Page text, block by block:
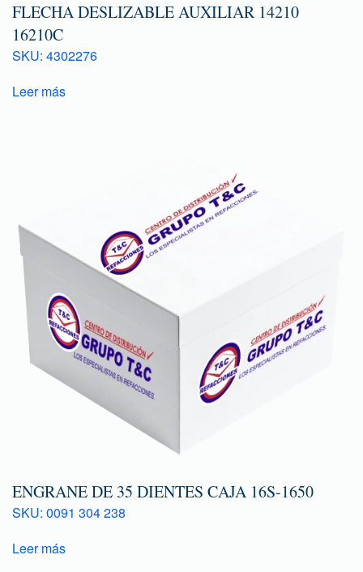
FLECHA DESLIZABLE AUXILIAR 14210
16210C
SKU: 4302276
Leer más
ENGRANE DE 35 DIENTES CAJA 16S-1650
SKU: 0091 304 238
Leer más